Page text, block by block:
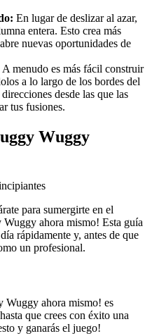
En lugar de deslizar al azar,
entera. Esto crea más
nuevas oportunidades de
A menudo es más fácil construir
a lo largo de los bordes del
desde las que las
tus fusiones.
Wuggy
para sumergirte en el
ahora mismo! Esta guía
rápidamente y, antes de que
un profesional.
ahora mismo! es
que crees con éxito una
y ganarás el juego!